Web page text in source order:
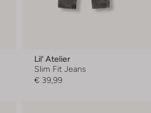
Lil' Atelier
Slim Fit Jeans
€ 39,99